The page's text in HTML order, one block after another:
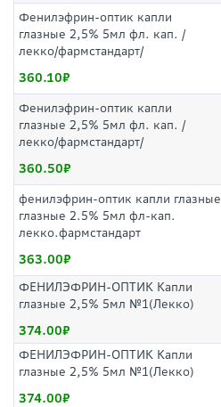
Фенилэфрин-оптик капли
глазные 2,5% 5мл фл. кап. /
лекко/фармстандарт/
360.10
Фенилэфрин-оптик капли
глазные 2,5% 5мл фл. кап. /
лекко/фармстандарт/
360.50
фенилэфрин-оптик капли глазные
глазные 2.5% 5мл фл-кап.
лекко.фармстандарт
363.00
ФЕНИЛЭФРИН-ОПТИК Капли
глазные 2,5% 5мл №1(Лекко)
374.00
ФЕНИЛЭФРИН-ОПТИК Капли
глазные 2,5% 5мл №1(Лекко)
374.00